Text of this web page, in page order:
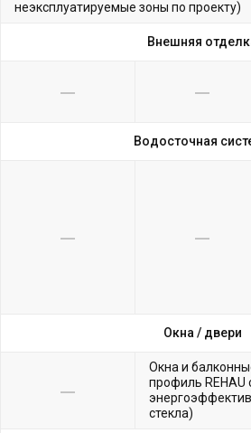
неэксплуатируемые зоны по проекту)
Внешняя
Водосточная
Окна / двери
Окна и
профиль
стекла)